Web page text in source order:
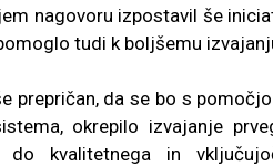
nagovoru izpostavil še
tudi k boljšemu
prepričan, da se bo s
okrepilo izvajanje
do kvalitetnega in